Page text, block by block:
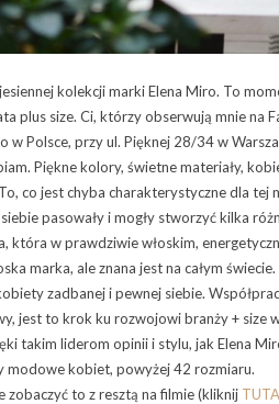
kolekcji marki Elena Miro. To
plus size. Ci, którzy obserwują mnie na
Polsce, przy ul. Pięknej 28/34 w
Piękne kolory, świetne materiały,
co jest chyba charakterystyczne dla tej
pasowały i mogły stworzyć kilka
która w prawdziwie włoskim,
marka, ale znana jest na całym
zadbanej i pewnej siebie.
jest to krok ku rozwojowi branży + size
takim liderom opinii i stylu, jak Elena
modowe kobiet, powyżej 42 rozmiaru.
zobaczyć to z resztą na filmie (kliknij